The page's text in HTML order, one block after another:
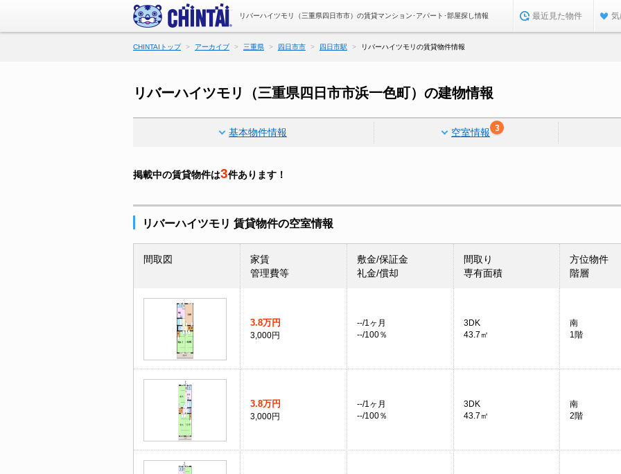
リバーハイツモリ（三重県四日市市）の賃貸マンション･アパート･部屋探し情報 最近見た物件 気
CHINTAIトップ アーカイブ 三重県 四日市市 四日市駅 リバーハイツモリの賃貸物件情報
リバーハイツモリ（三重県四日市市浜一色町）の建物情報
基本物件情報 空室情報 3
掲載中の賃貸物件は3件あります！
リバーハイツモリ 賃貸物件の空室情報
間取図
家賃
管理費等
敷金/保証金
礼金/償却
間取り
専有面積
方位物件
階層
3.8万円
3,000円
--/1ヶ月
--/100％
3DK
43.7㎡
南
1階
3.8万円
3,000円
--/1ヶ月
--/100％
3DK
43.7㎡
南
2階